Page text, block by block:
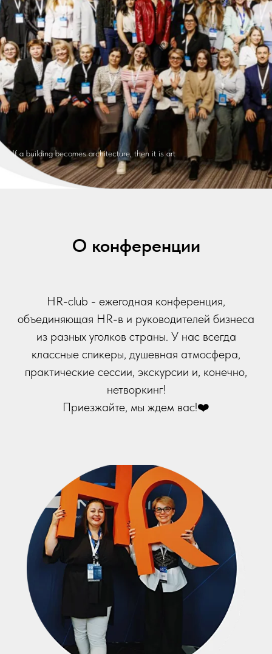
If a building becomes architecture, then it is art
О конференции
HR-club - ежегодная конференция,
объединяющая HR-в и руководителей бизнеса
из разных уголков страны. У нас всегда
классные спикеры, душевная атмосфера,
практические сессии, экскурсии и, конечно,
нетворкинг!
Приезжайте, мы ждем вас!❤️